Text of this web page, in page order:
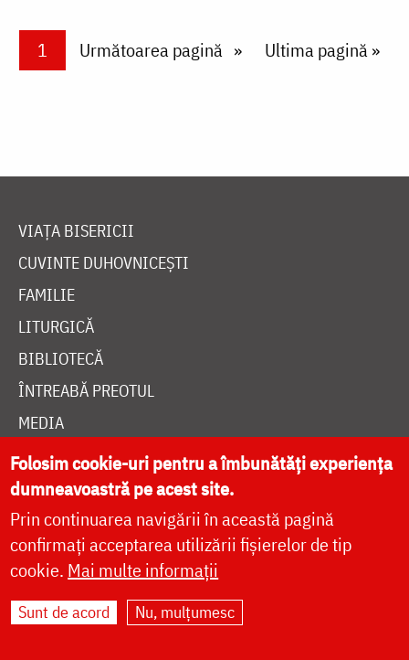
PaginareCurrent page
1 Next page
Următoarea pagină Last page
Ultima pagină »
VIAȚA BISERICII
CUVINTE DUHOVNICEȘTI
FAMILIE
LITURGICĂ
BIBLIOTECĂ
ÎNTREABĂ PREOTUL
MEDIA
ȘTIRI
HRAMUL SFINTEI CUVIOASE PARASCHEVA
AUTORI
PĂRINȚI DUHOVNICEȘTI
MAICI CU VIAȚĂ DUHOVNICEASCĂ
Folosim cookie-uri pentru a îmbunătăți experiența
dumneavoastră pe acest site.
Prin continuarea navigării în această pagină
confirmați acceptarea utilizării fișierelor de tip
cookie. Mai multe informații
Sunt de acord Nu, mulțumesc